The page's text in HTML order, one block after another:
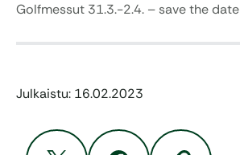
Golfmessut 31.3.-2.4. – save the date
Julkaistu: 16.02.2023